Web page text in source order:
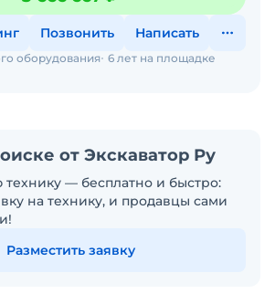
Позвонить Написать
оборудования 6 лет на площадке
от Экскаватор Ру
— бесплатно и быстро:
на технику, и продавцы сами
Разместить заявку